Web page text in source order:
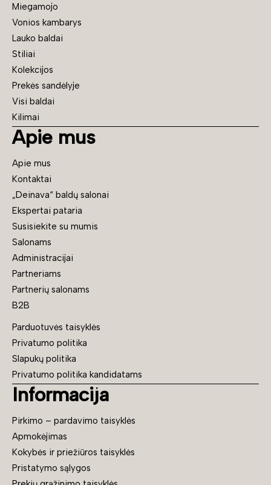
Miegamojo
Vonios kambarys
Lauko baldai
Stiliai
Kolekcijos
Prekės sandėlyje
Visi baldai
Kilimai
Apie mus
Apie mus
Kontaktai
„Deinava“ baldų salonai
Ekspertai pataria
Susisiekite su mumis
Salonams
Administracijai
Partneriams
Partnerių salonams
B2B
Parduotuvės taisyklės
Privatumo politika
Slapukų politika
Privatumo politika kandidatams
Informacija
Pirkimo – pardavimo taisyklės
Apmokėjimas
Kokybės ir priežiūros taisyklės
Pristatymo sąlygos